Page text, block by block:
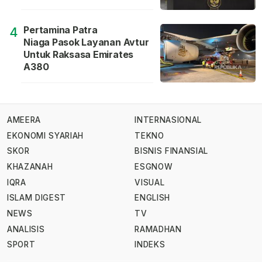
4 Pertamina Patra
Niaga Pasok Layanan Avtur
Untuk Raksasa Emirates
A380
AMEERA
EKONOMI SYARIAH
SKOR
KHAZANAH
IQRA
ISLAM DIGEST
NEWS
ANALISIS
SPORT
INTERNASIONAL
TEKNO
BISNIS FINANSIAL
ESGNOW
VISUAL
ENGLISH
TV
RAMADHAN
INDEKS